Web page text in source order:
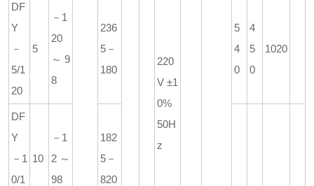
220
V ±1
0%
50H
z
DF
Y
－
5/1
20
5
－1
20
～9
8
236
5－
180
5
4
0
4
5
0
1020
DF
Y
－1
0/1
10
－1
2～
98
182
5－
820